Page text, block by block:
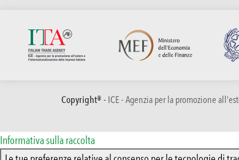
Copyright® - ICE - Agenzia per la promozione
Informativa sulla raccolta